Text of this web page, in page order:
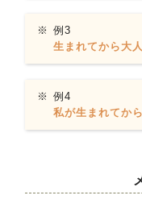
例3
生まれてから大
例4
私が生まれてか